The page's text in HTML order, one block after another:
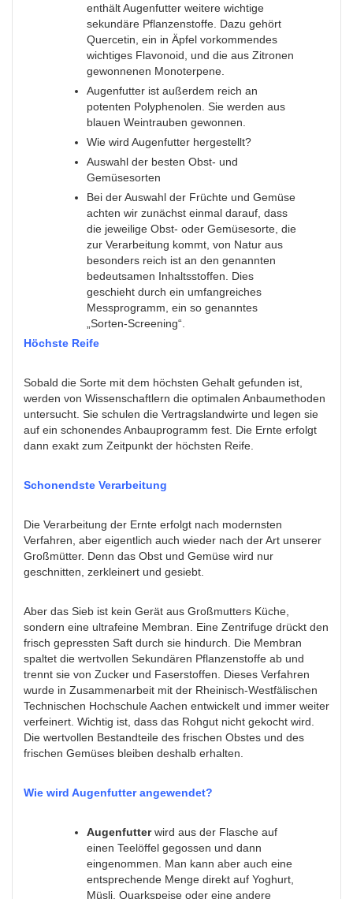
enthält Augenfutter weitere wichtige
sekundäre Pflanzenstoffe. Dazu gehört
Quercetin, ein in Äpfel vorkommendes
wichtiges Flavonoid, und die aus Zitronen
gewonnenen Monoterpene.
Augenfutter ist außerdem reich an
potenten Polyphenolen. Sie werden aus
blauen Weintrauben gewonnen.
Wie wird Augenfutter hergestellt?
Auswahl der besten Obst- und
Gemüsesorten
Bei der Auswahl der Früchte und Gemüse
achten wir zunächst einmal darauf, dass
die jeweilige Obst- oder Gemüsesorte, die
zur Verarbeitung kommt, von Natur aus
besonders reich ist an den genannten
bedeutsamen Inhaltsstoffen. Dies
geschieht durch ein umfangreiches
Messprogramm, ein so genanntes
„Sorten-Screening“.
Höchste Reife
Sobald die Sorte mit dem höchsten Gehalt gefunden ist,
werden von Wissenschaftlern die optimalen Anbaumethoden
untersucht. Sie schulen die Vertragslandwirte und legen sie
auf ein schonendes Anbauprogramm fest. Die Ernte erfolgt
dann exakt zum Zeitpunkt der höchsten Reife.
Schonendste Verarbeitung
Die Verarbeitung der Ernte erfolgt nach modernsten
Verfahren, aber eigentlich auch wieder nach der Art unserer
Großmütter. Denn das Obst und Gemüse wird nur
geschnitten, zerkleinert und gesiebt.
Aber das Sieb ist kein Gerät aus Großmutters Küche,
sondern eine ultrafeine Membran. Eine Zentrifuge drückt den
frisch gepressten Saft durch sie hindurch. Die Membran
spaltet die wertvollen Sekundären Pflanzenstoffe ab und
trennt sie von Zucker und Faserstoffen. Dieses Verfahren
wurde in Zusammenarbeit mit der Rheinisch-Westfälischen
Technischen Hochschule Aachen entwickelt und immer weiter
verfeinert. Wichtig ist, dass das Rohgut nicht gekocht wird.
Die wertvollen Bestandteile des frischen Obstes und des
frischen Gemüses bleiben deshalb erhalten.
Wie wird Augenfutter angewendet?
Augenfutterwird aus der Flasche auf
einen Teelöffel gegossen und dann
eingenommen. Man kann aber auch eine
entsprechende Menge direkt auf Yoghurt,
Müsli, Quarkspeise oder eine andere